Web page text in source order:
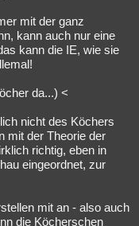
mit der ganz
kann auch nur eine
kann die IE, wie sie
da...) <
nicht des Köchers
mit der Theorie der
richtig, eben in
eingeordnet, zur
mit an - also auch
die Köcherschen